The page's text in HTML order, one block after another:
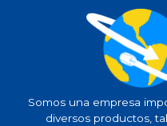
Somos una empresa
diversos productos,